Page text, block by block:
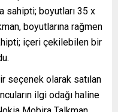
sahipti; boyutları 35 x
boyutlarına rağmen
içeri çekilebilen bir
seçenek olarak satılan
ilgi odağı haline